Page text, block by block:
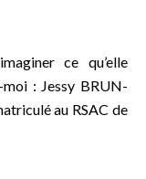
ce qu’elle
: Jessy BRUN-
au RSAC de